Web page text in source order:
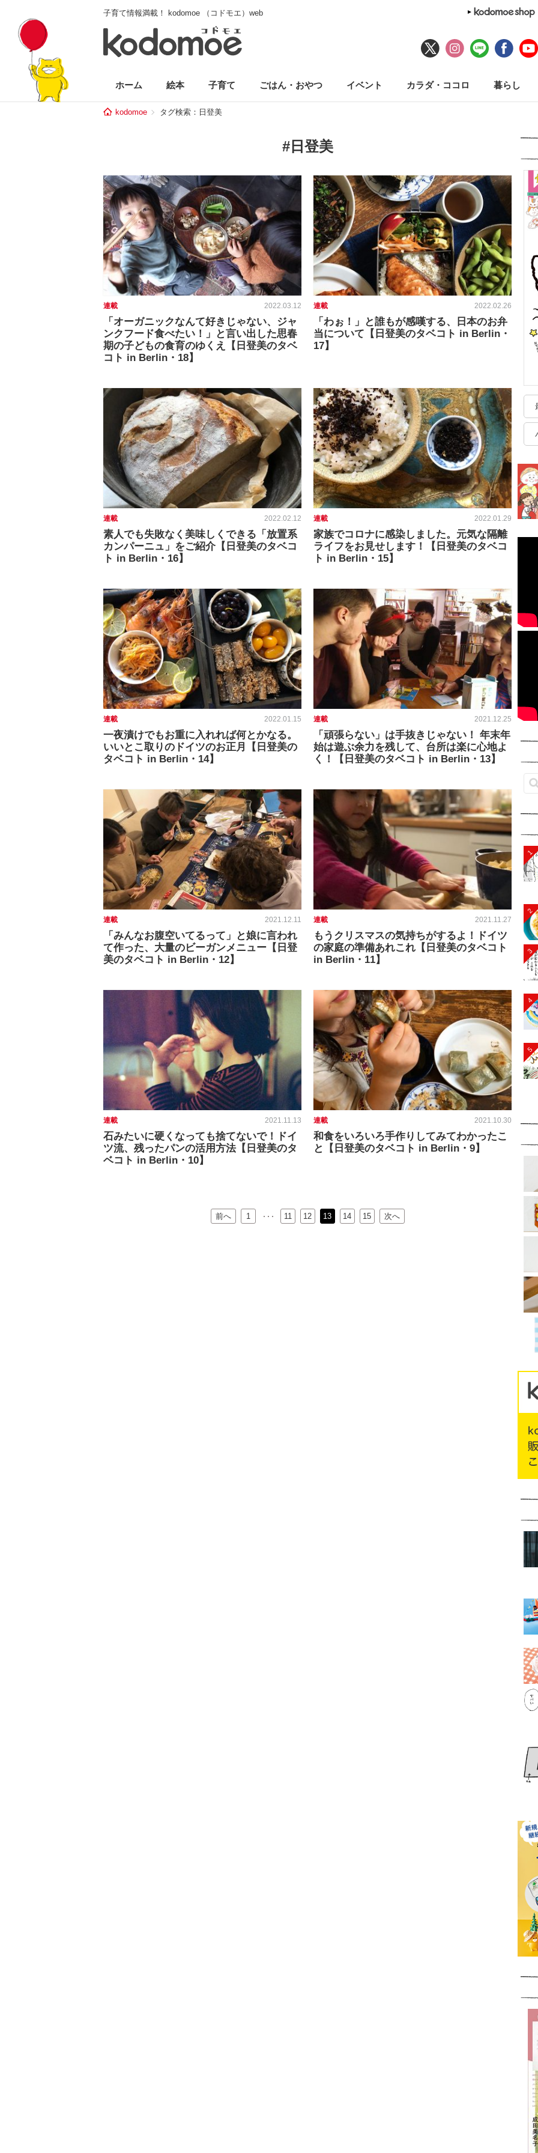
子育て情報満載！ kodomoe （コドモエ）web
ホーム 絵本 子育て ごはん・おやつ イベント カラダ・ココロ 暮らし
kodomoe タグ検索：日登美
#日登美
連載 2022.03.12
「オーガニックなんて好きじゃない、ジャ
ンクフード食べたい！」と言い出した思春
期の子どもの食育のゆくえ【日登美のタベ
コト in Berlin・18】
連載 2022.02.26
「わぉ！」と誰もが感嘆する、日本のお弁
当について【日登美のタベコト in Berlin・
17】
連載 2022.02.12
素人でも失敗なく美味しくできる「放置系
カンパーニュ」をご紹介【日登美のタベコ
ト in Berlin・16】
連載 2022.01.29
家族でコロナに感染しました。元気な隔離
ライフをお見せします！【日登美のタベコ
ト in Berlin・15】
連載 2022.01.15
一夜漬けでもお重に入れれば何とかなる。
いいとこ取りのドイツのお正月【日登美の
タベコト in Berlin・14】
連載 2021.12.25
「頑張らない」は手抜きじゃない！ 年末年
始は遊ぶ余力を残して、台所は楽に心地よ
く！【日登美のタベコト in Berlin・13】
連載 2021.12.11
「みんなお腹空いてるって」と娘に言われ
て作った、大量のビーガンメニュー【日登
美のタベコト in Berlin・12】
連載 2021.11.27
もうクリスマスの気持ちがするよ！ドイツ
の家庭の準備あれこれ【日登美のタベコト
in Berlin・11】
連載 2021.11.13
石みたいに硬くなっても捨てないで！ドイ
ツ流、残ったパンの活用方法【日登美のタ
ベコト in Berlin・10】
連載 2021.10.30
和食をいろいろ手作りしてみてわかったこ
と【日登美のタベコト in Berlin・9】
前へ 1 11 12 13 14 15 次へ
1
2
3
4
5